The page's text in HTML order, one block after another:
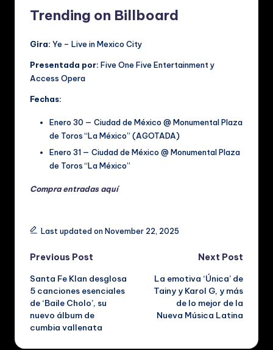
Trending on Billboard
Gira: Ye – Live in Mexico City
Presentada por: Five One Five Entertainment y
Access Opera
Fechas:
Enero 30 — Ciudad de México @ Monumental Plaza
de Toros “La México” (AGOTADA)
Enero 31 — Ciudad de México @ Monumental Plaza
de Toros “La México”
Compra entradas aquí
Tags:Last updated on November 22, 2025
Post
navigation
Previous Post
Santa Fe Klan desglosa
5 canciones esenciales
de ‘Baile Cholo’, su
nuevo álbum de
cumbia vallenata
Next Post
La emotiva ‘Única’ de
Tainy y Karol G, y más
de lo mejor de la
Nueva Música Latina